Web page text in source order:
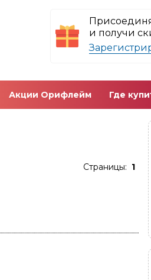
и получи
Акции Орифлейм Где
Страницы: 1